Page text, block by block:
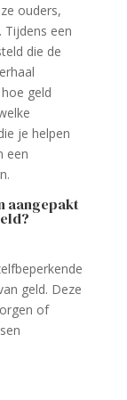
ouders,
een
die de
geld
je helpen
een
aangepakt
geld. Deze
of